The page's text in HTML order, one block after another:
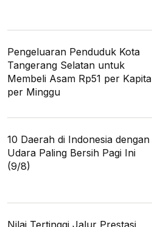
Pengeluaran Penduduk Kota
Tangerang Selatan untuk
Membeli Asam Rp51 per Kapita
per Minggu
10 Daerah di Indonesia dengan
Udara Paling Bersih Pagi Ini
(9/8)